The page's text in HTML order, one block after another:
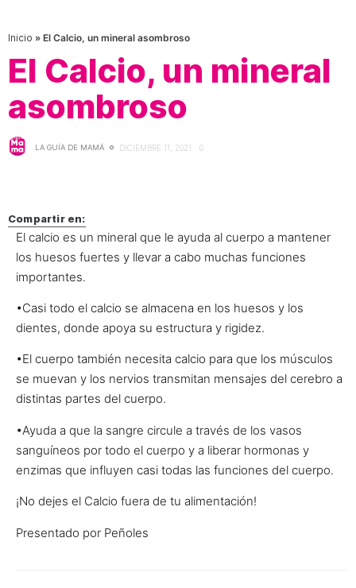
Inicio » El Calcio, un mineral asombroso
El Calcio, un mineral
asombroso
LA GUÍA DE MAMÁ DICIEMBRE 11, 2021 0
Compartir en:
El calcio es un mineral que le ayuda al cuerpo a mantener
los huesos fuertes y llevar a cabo muchas funciones
importantes.
•Casi todo el calcio se almacena en los huesos y los
dientes, donde apoya su estructura y rigidez.
•El cuerpo también necesita calcio para que los músculos
se muevan y los nervios transmitan mensajes del cerebro a
distintas partes del cuerpo.
•Ayuda a que la sangre circule a través de los vasos
sanguíneos por todo el cuerpo y a liberar hormonas y
enzimas que influyen casi todas las funciones del cuerpo.
¡No dejes el Calcio fuera de tu alimentación!
Presentado por Peñoles